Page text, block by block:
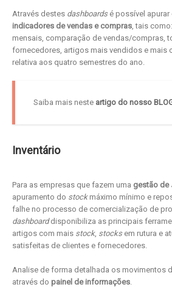
Através destes dashboards é possível apurar
indicadores de vendas e compras, tais
mensais, comparação de vendas/compras,
fornecedores, artigos mais vendidos e mais
relativa aos quatro semestres do ano.
Saiba mais neste artigo do nosso
Inventário
Para as empresas que fazem uma gestão de
apuramento do stockmáximo mínimo e
falhe no processo de comercialização de
dashboarddisponibiliza as principais
artigos com mais stock, stocks em rutura e
satisfeitas de clientes e fornecedores.
Analise de forma detalhada os movimentos
através do painel de informações.